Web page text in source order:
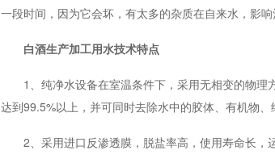
一段时间，因为它会坏，有太多的杂质在自来水，影响
白酒生产加工用水技术特点
1、纯净水设备在室温条件下，采用无相变的物理
达到99.5%以上，并可同时去除水中的胶体、有机物、
2、采用进口反渗透膜，脱盐率高，使用寿命长，运